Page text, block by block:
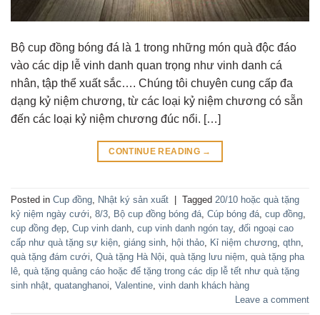
Bộ cup đồng bóng đá là 1 trong những món quà độc đáo
vào các dịp lễ vinh danh quan trọng như vinh danh cá
nhân, tập thể xuất sắc…. Chúng tôi chuyên cung cấp đa
dạng kỷ niệm chương, từ các loại kỷ niệm chương có sẵn
đến các loại kỷ niệm chương đúc nổi. […]
CONTINUE READING →
Posted in Cup đồng, Nhật ký sản xuất Tagged 20/10 hoặc quà tặng
kỷ niệm ngày cưới, 8/3, Bộ cup đồng bóng đá, Cúp bóng đá, cup đồng,
cup đồng đẹp, Cup vinh danh, cup vinh danh ngón tay, đối ngoại cao
cấp như quà tặng sự kiện, giáng sinh, hội thảo, Kỉ niệm chương, qthn,
quà tặng đám cưới, Quà tặng Hà Nội, quà tặng lưu niệm, quà tặng pha
lê, quà tặng quảng cáo hoặc để tặng trong các dịp lễ tết như quà tặng
sinh nhật, quatanghanoi, Valentine, vinh danh khách hàng
Leave a comment